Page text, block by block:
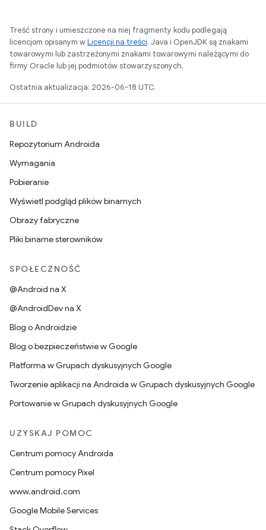
Treść strony i umieszczone na niej fragmenty kodu podlegają
licencjom opisanym wLicencji na treści. Java i OpenJDK są znakami
towarowymi lub zastrzeżonymi znakami towarowymi należącymi do
firmy Oracle lub jej podmiotów stowarzyszonych.
Ostatnia aktualizacja: 2026-06-18 UTC.
BUILD
Repozytorium Androida
Wymagania
Pobieranie
Wyświetl podgląd plików binarnych
Obrazy fabryczne
Pliki binarne sterowników
SPOŁECZNOŚĆ
@Android na X
@AndroidDev na X
Blog o Androidzie
Blog o bezpieczeństwie w Google
Platforma w Grupach dyskusyjnych Google
Tworzenie aplikacji na Androida w Grupach dyskusyjnych Google
Portowanie w Grupach dyskusyjnych Google
UZYSKAJ POMOC
Centrum pomocy Androida
Centrum pomocy Pixel
www.android.com
Google Mobile Services